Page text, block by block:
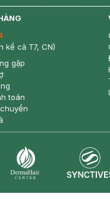
nowfree
kể cả T7, CN)
gặp
toán